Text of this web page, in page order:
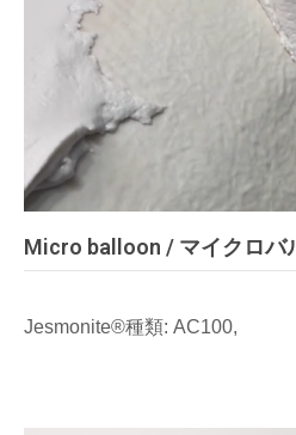
Micro balloon / マイクロバ
Jesmonite®種類: AC100,